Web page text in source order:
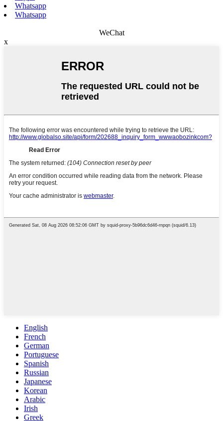
Whatsapp
Whatsapp
WeChat
x
English
French
German
Portuguese
Spanish
Russian
Japanese
Korean
Arabic
Irish
Greek